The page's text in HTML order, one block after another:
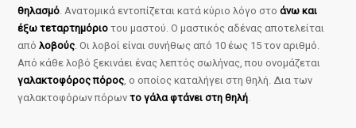
θηλασμό . Ανατομικά εντοπίζεται κατά κύριο λόγο στοάνω και
έξω τεταρτημόριο του μαστού. Ο μαστικός αδένας αποτελείται
απόλοβούς . Οι λοβοί είναι συνήθως από 10 έως 15 τον αριθμό.
Από κάθε λοβό ξεκινάει ένας λεπτός σωλήνας, που ονομάζεται
γαλακτοφόρος πόρος , ο οποίος καταλήγει στη θηλή. Δια των
γαλακτοφόρων πόρωντο γάλα φτάνει στη θηλή